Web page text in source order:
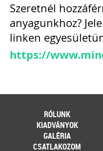
Szeretnél
anyagunkhoz?
linken
https://
RÓLUNK
KIADVÁNYOK
GALÉRIA
CSATLAKOZOM